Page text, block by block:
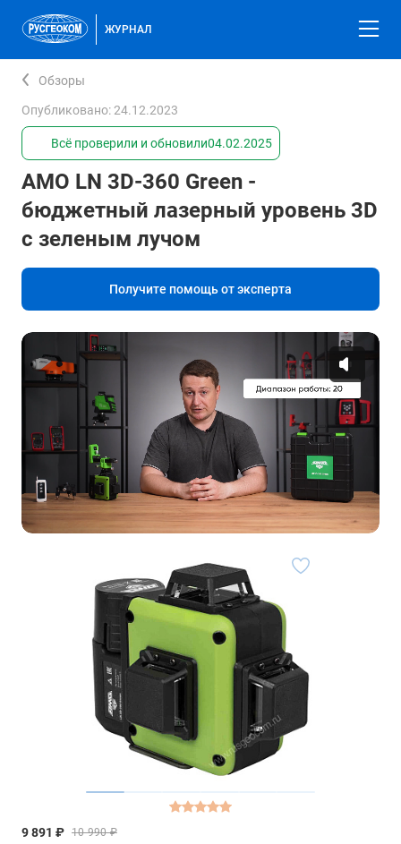
ЖУРНАЛ
Обзоры
Опубликовано: 24.12.2023
Всё проверили и обновили04.02.2025
AMO LN 3D-360 Green -
бюджетный лазерный уровень 3D
с зеленым лучом
Получите помощь от эксперта
9 891 ₽ 10 990 ₽